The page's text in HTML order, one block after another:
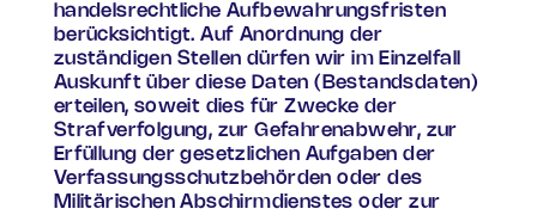
handelsrechtliche Aufbewahrungsfristen
berücksichtigt. Auf Anordnung der
zuständigen Stellen dürfen wir im Einzelfall
Auskunft über diese Daten (Bestandsdaten)
erteilen, soweit dies für Zwecke der
Strafverfolgung, zur Gefahrenabwehr, zur
Erfüllung der gesetzlichen Aufgaben der
Verfassungsschutzbehörden oder des
Militärischen Abschirmdienstes oder zur